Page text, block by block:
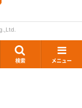
検索 メニュー